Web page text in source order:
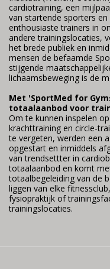
cardiotraining, een
van startende sporters
enthousiaste trainers in
andere trainingslocaties,
het brede publiek en
mensen de befaamde
stijgende
lichaamsbeweging is de
Met 'SportMed for
totaalaanbod voor
Om te kunnen inspelen
krachttraining en circle-
te vergeten, werden een
opgestart en inmiddels
van trendsettter in
totaalaanbod en komt
totaalbegeleiding van de
liggen van elke
fysiopraktijk of
trainingslocaties.